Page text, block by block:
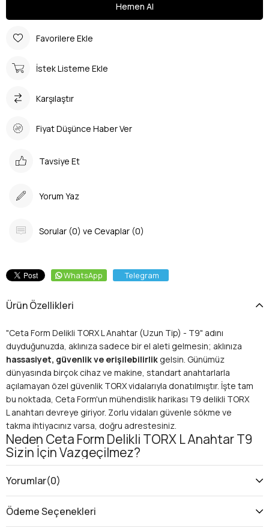
Favorilere Ekle
İstek Listeme Ekle
Karşılaştır
Fiyat Düşünce Haber Ver
Tavsiye Et
Yorum Yaz
Sorular (0) ve Cevaplar (0)
WhatsApp Telegram
Ürün Özellikleri
"Ceta Form Delikli TORX L Anahtar (Uzun Tip) - T9" adını
duyduğunuzda, aklınıza sadece bir el aleti gelmesin; aklınıza
hassasiyet, güvenlik ve erişilebilirlik gelsin. Günümüz
dünyasında birçok cihaz ve makine, standart anahtarlarla
açılamayan özel güvenlik TORX vidalarıyla donatılmıştır. İşte tam
bu noktada, Ceta Form'un mühendislik harikası T9 delikli TORX
L anahtarı devreye giriyor. Zorlu vidaları güvenle sökme ve
takma ihtiyacınız varsa, doğru adrestesiniz.
Neden Ceta Form Delikli TORX L Anahtar T9
Sizin İçin Vazgeçilmez?
Modern elektroniklerden otomotiv sektörüne, ev aletlerinden
endüstriyel makinelere kadar birçok alanda karşılaştığımız
anahtarlarının kullanamayacağı, ortasında bir pin bulunan özel
tasarımlardır. Bu vidaları güvenle söküp takmak, hem cihazın
Yorumlar(0)
Ödeme Seçenekleri